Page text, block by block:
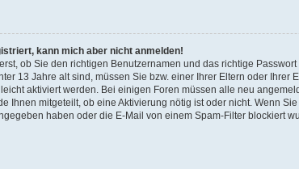
kann mich aber nicht anmelden!
ob Sie den richtigen Benutzernamen und das richtige
13 Jahre alt sind, müssen Sie bzw. einer Ihrer Eltern oder
aktiviert werden. Bei einigen Foren müssen alle neu
Ihnen mitgeteilt, ob eine Aktivierung nötig ist oder nicht. Wenn
haben oder die E-Mail von einem Spam-Filter blockiert